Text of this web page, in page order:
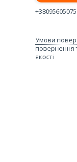
повернення
якості